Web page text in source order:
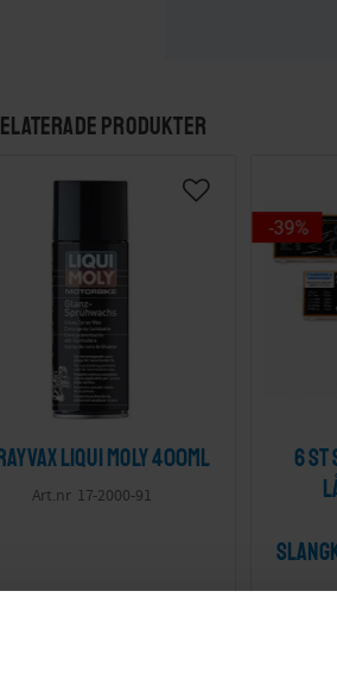
PRODUKTER
Liqui Moly 400ml
17-2000-91
6 st
39%